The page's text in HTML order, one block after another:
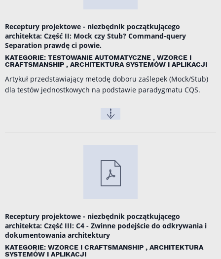
Receptury projektowe - niezbędnik początkującego
architekta: Część II: Mock czy Stub? Command-query
Separation prawdę ci powie.
KATEGORIE: TESTOWANIE AUTOMATYCZNE , WZORCE I
CRAFTSMANSHIP , ARCHITEKTURA SYSTEMÓW I APLIKACJI
Artykuł przedstawiający metodę doboru zaślepek (Mock/Stub)
dla testów jednostkowych na podstawie paradygmatu CQS.
Receptury projektowe - niezbędnik początkującego
architekta: Część III: C4 - Zwinne podejście do odkrywania i
dokumentowania architektury
KATEGORIE: WZORCE I CRAFTSMANSHIP , ARCHITEKTURA
SYSTEMÓW I APLIKACJI